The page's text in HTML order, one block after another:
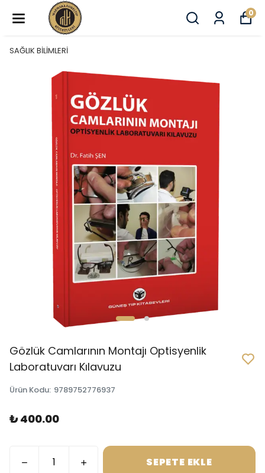
0
SAĞLIK BİLİMLERİ
Gözlük Camlarının Montajı Optisyenlik
Laboratuvarı Kılavuzu
Ürün Kodu: 9789752776937
₺ 400.00
SEPETE EKLE